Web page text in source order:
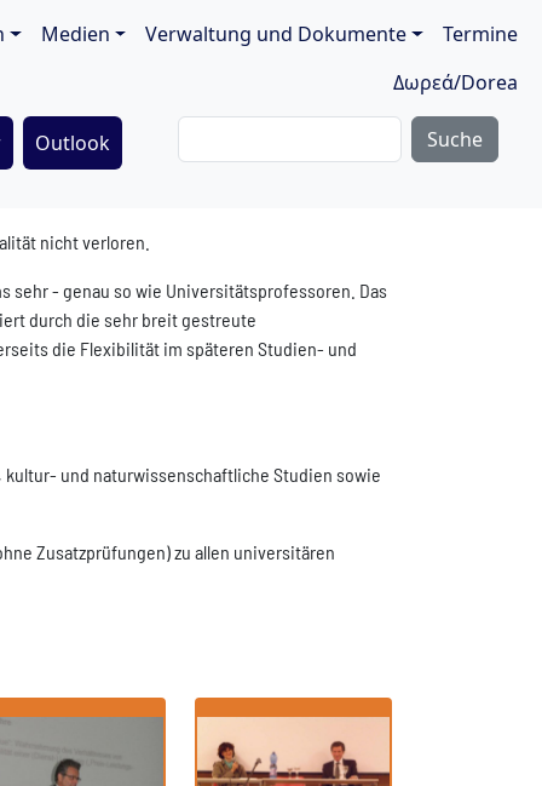
Medien Verwaltung und Dokumente
Termine
Δωρεά/Dorea
Outlook
nicht verloren.
sehr - genau so wie Universitätsprofessoren. Das
durch die sehr breit gestreute
die Flexibilität im späteren Studien- und
kultur- und naturwissenschaftliche Studien sowie
Zusatzprüfungen) zu allen universitären